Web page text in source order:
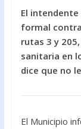
e
b
o
o
El
formal
rutas 3 y
sanitaria en
dice que no
El Municipio